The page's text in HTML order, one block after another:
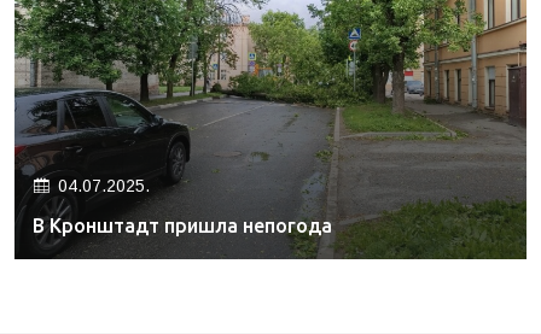
04.07.2025.
В Кронштадт пришла непогода